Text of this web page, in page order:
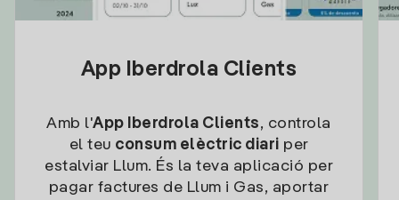
App Iberdrola Clients
Amb l'App Iberdrola Clients, controla
el teu consum elèctric diari per
estalviar Llum. És la teva aplicació per
pagar factures de Llum i Gas, aportar